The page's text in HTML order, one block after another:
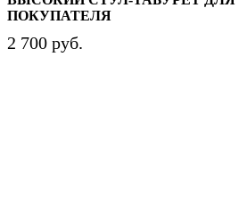
ПОКУПАТЕЛЯ
2 700 руб.